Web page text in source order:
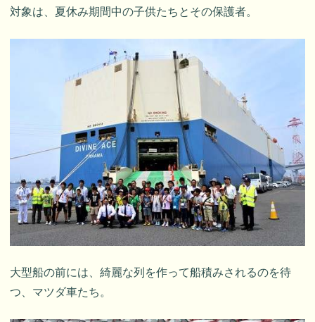
対象は、夏休み期間中の子供たちとその保護者。
大型船の前には、綺麗な列を作って船積みされるのを待
つ、マツダ車たち。